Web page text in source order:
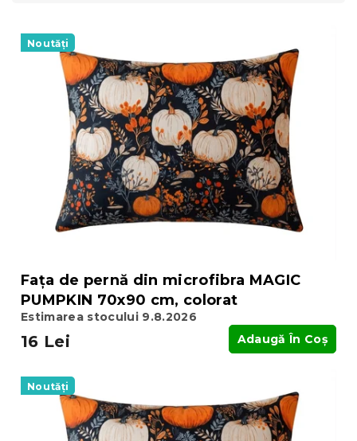
Noutăți
Fața de pernă din microfibra MAGIC
PUMPKIN 70x90 cm, colorat
Estimarea stocului 9.8.2026
16 Lei Adaugă În Coş
Noutăți